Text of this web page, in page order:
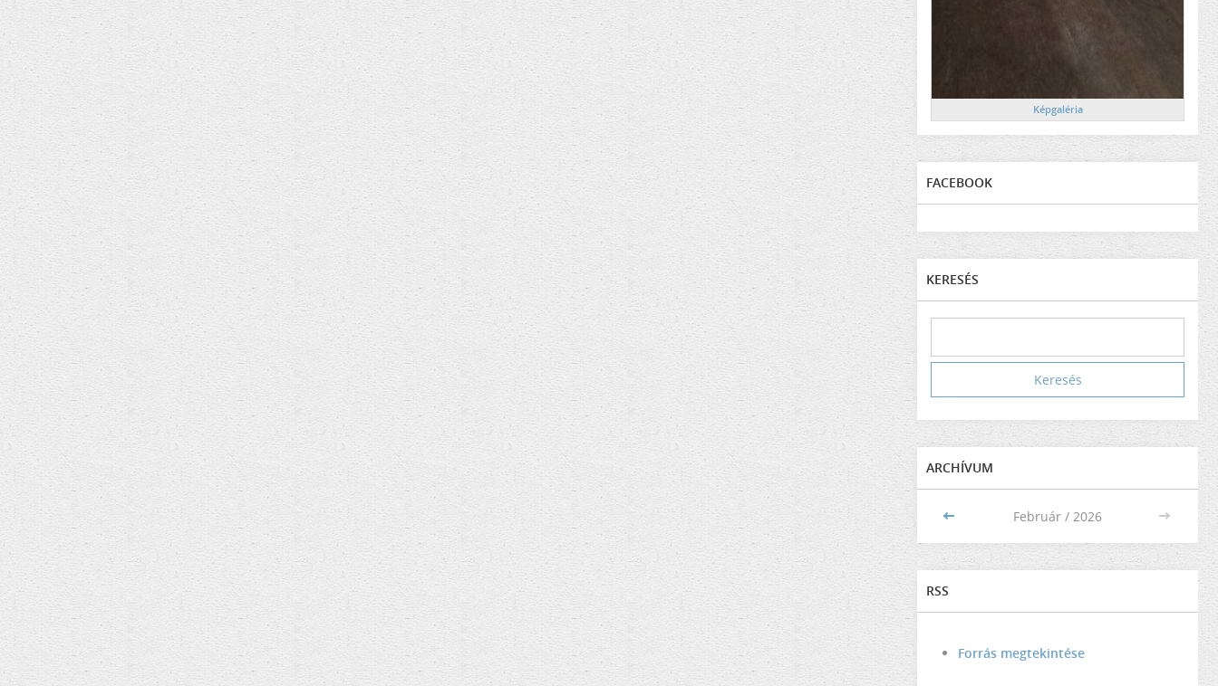
Képgaléria
FACEBOOK
KERESÉS
ARCHÍVUM
<< Február / 2026 >>
RSS
Forrás megtekintése